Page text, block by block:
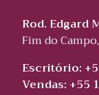
Rod. Edgard
Fim do
Escritório:
Vendas: +55